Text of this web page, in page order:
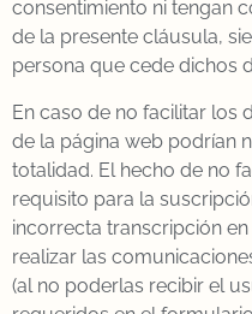
consentimiento ni tengan
de la presente cláusula,
persona que cede dichos
En caso de no facilitar los
de la página web podrían
totalidad. El hecho de no
requisito para la
incorrecta transcripción
realizar las
(al no poderlas recibir el